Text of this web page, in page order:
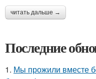
читать дальше →
Последние
1. Мы прожили вместе